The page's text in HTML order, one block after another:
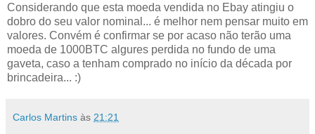
Considerando que esta moeda vendida no Ebay atingiu o
dobro do seu valor nominal... é melhor nem pensar muito em
valores. Convém é confirmar se por acaso não terão uma
moeda de 1000BTC algures perdida no fundo de uma
gaveta, caso a tenham comprado no início da década por
brincadeira... :)
Carlos Martins às 21:21